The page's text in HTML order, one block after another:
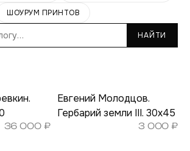
ШОУРУМ ПРИНТОВ
НАЙТИ
36 000 ₽
Евгений Молодцов.
Гербарий земли III. 30х45
3 000₽